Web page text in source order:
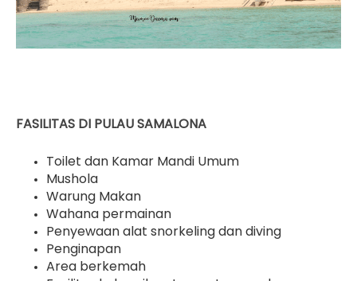
FASILITAS DI PULAU SAMALONA
Toilet dan Kamar Mandi Umum
Mushola
Warung Makan
Wahana permainan
Penyewaan alat snorkeling dan diving
Penginapan
Area berkemah